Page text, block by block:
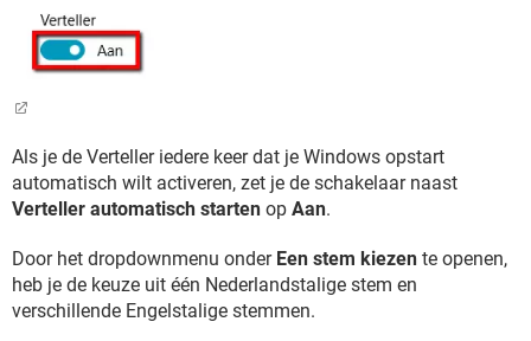
Als je de Verteller iedere keer dat je Windows opstart
automatisch wilt activeren, zet je de schakelaar naast
Verteller automatisch starten op Aan.
Door het dropdownmenu onder Een stem kiezen te openen,
heb je de keuze uit één Nederlandstalige stem en
verschillende Engelstalige stemmen.